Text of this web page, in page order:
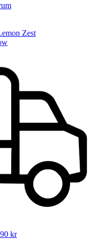
Zest
kr